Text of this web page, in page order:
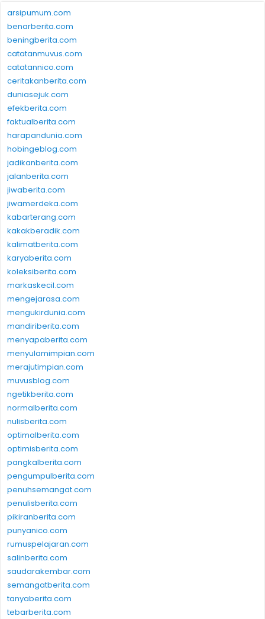
arsipumum.com
benarberita.com
beningberita.com
catatanmuvus.com
catatannico.com
ceritakanberita.com
duniasejuk.com
efekberita.com
faktualberita.com
harapandunia.com
hobingeblog.com
jadikanberita.com
jalanberita.com
jiwaberita.com
jiwamerdeka.com
kabarterang.com
kakakberadik.com
kalimatberita.com
karyaberita.com
koleksiberita.com
markaskecil.com
mengejarasa.com
mengukirdunia.com
mandiriberita.com
menyapaberita.com
menyulamimpian.com
merajutimpian.com
muvusblog.com
ngetikberita.com
normalberita.com
nulisberita.com
optimalberita.com
optimisberita.com
pangkalberita.com
pengumpulberita.com
penuhsemangat.com
penulisberita.com
pikiranberita.com
punyanico.com
rumuspelajaran.com
salinberita.com
saudarakembar.com
semangatberita.com
tanyaberita.com
tebarberita.com